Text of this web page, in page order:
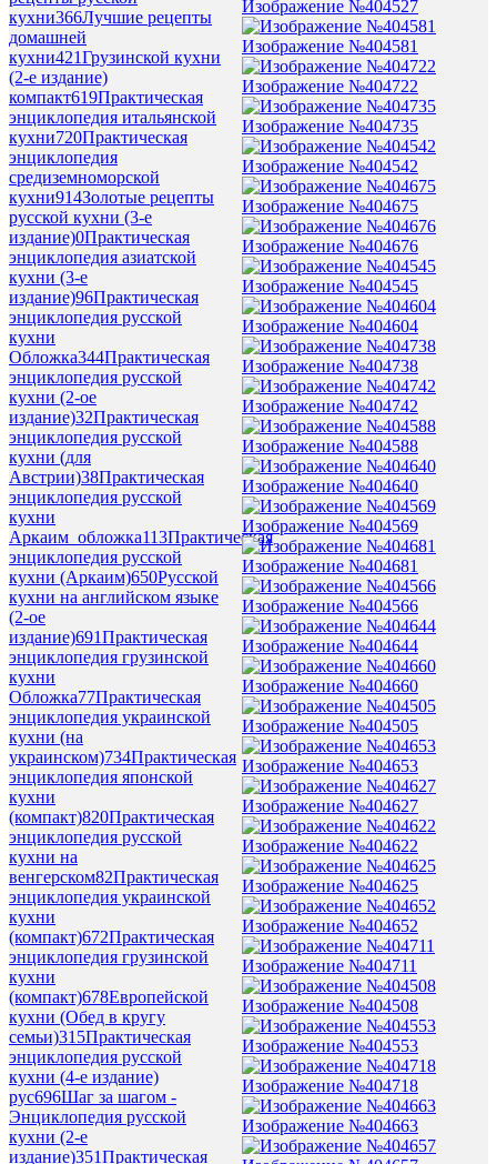
кухни366Лучшие рецепты
домашней
кухни421Грузинской кухни
(2-е издание)
компакт619Практическая
энциклопедия итальянской
кухни720Практическая
энциклопедия
средиземноморской
кухни914Золотые рецепты
русской кухни (3-е
издание)0Практическая
энциклопедия азиатской
кухни (3-е
издание)96Практическая
энциклопедия русской
кухни
Обложка344Практическая
энциклопедия русской
кухни (2-ое
издание)32Практическая
энциклопедия русской
кухни (для
Австрии)38Практическая
энциклопедия русской
кухни
Аркаим_обложка113Практическая
энциклопедия русской
кухни (Аркаим)650Русской
кухни на английском языке
(2-ое
издание)691Практическая
энциклопедия грузинской
кухни
Обложка77Практическая
энциклопедия украинской
кухни (на
украинском)734Практическая
энциклопедия японской
кухни
(компакт)820Практическая
энциклопедия русской
кухни на
венгерском82Практическая
энциклопедия украинской
кухни
(компакт)672Практическая
энциклопедия грузинской
кухни
(компакт)678Европейской
кухни (Обед в кругу
семьи)315Практическая
энциклопедия русской
кухни (4-е издание)
рус696Шаг за шагом -
Энциклопедия русской
кухни (2-е
издание)351Практическая
Изображение №404527
Изображение №404581
Изображение №404722
Изображение №404735
Изображение №404542
Изображение №404675
Изображение №404676
Изображение №404545
Изображение №404604
Изображение №404738
Изображение №404742
Изображение №404588
Изображение №404640
Изображение №404569
Изображение №404681
Изображение №404566
Изображение №404644
Изображение №404660
Изображение №404505
Изображение №404653
Изображение №404627
Изображение №404622
Изображение №404625
Изображение №404652
Изображение №404711
Изображение №404508
Изображение №404553
Изображение №404718
Изображение №404663